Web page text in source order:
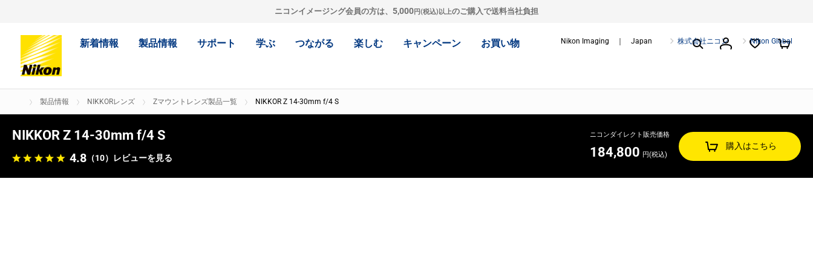
ニコンイメージング会員の方は、 5,000円(税込)以上のご購入で送料当社負担
新着情報 製品情報 サポート 学ぶ つながる 楽しむ キャンペーン お買い物 Nikon Imaging ｜ Japan 株式会社ニコン Nikon Global
製品情報 NIKKORレンズ Zマウントレンズ製品一覧 NIKKOR Z 14-30mm f/4 S
NIKKOR Z 14-30mm f/4 S
4.8 （10） レビューを見る
ニコンダイレクト販売価格
184,800 円(税込)
購入はこちら